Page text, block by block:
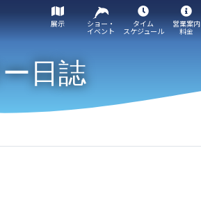
展示 ショー・
イベント
タイム
スケジュール
営業案内
料金
日誌